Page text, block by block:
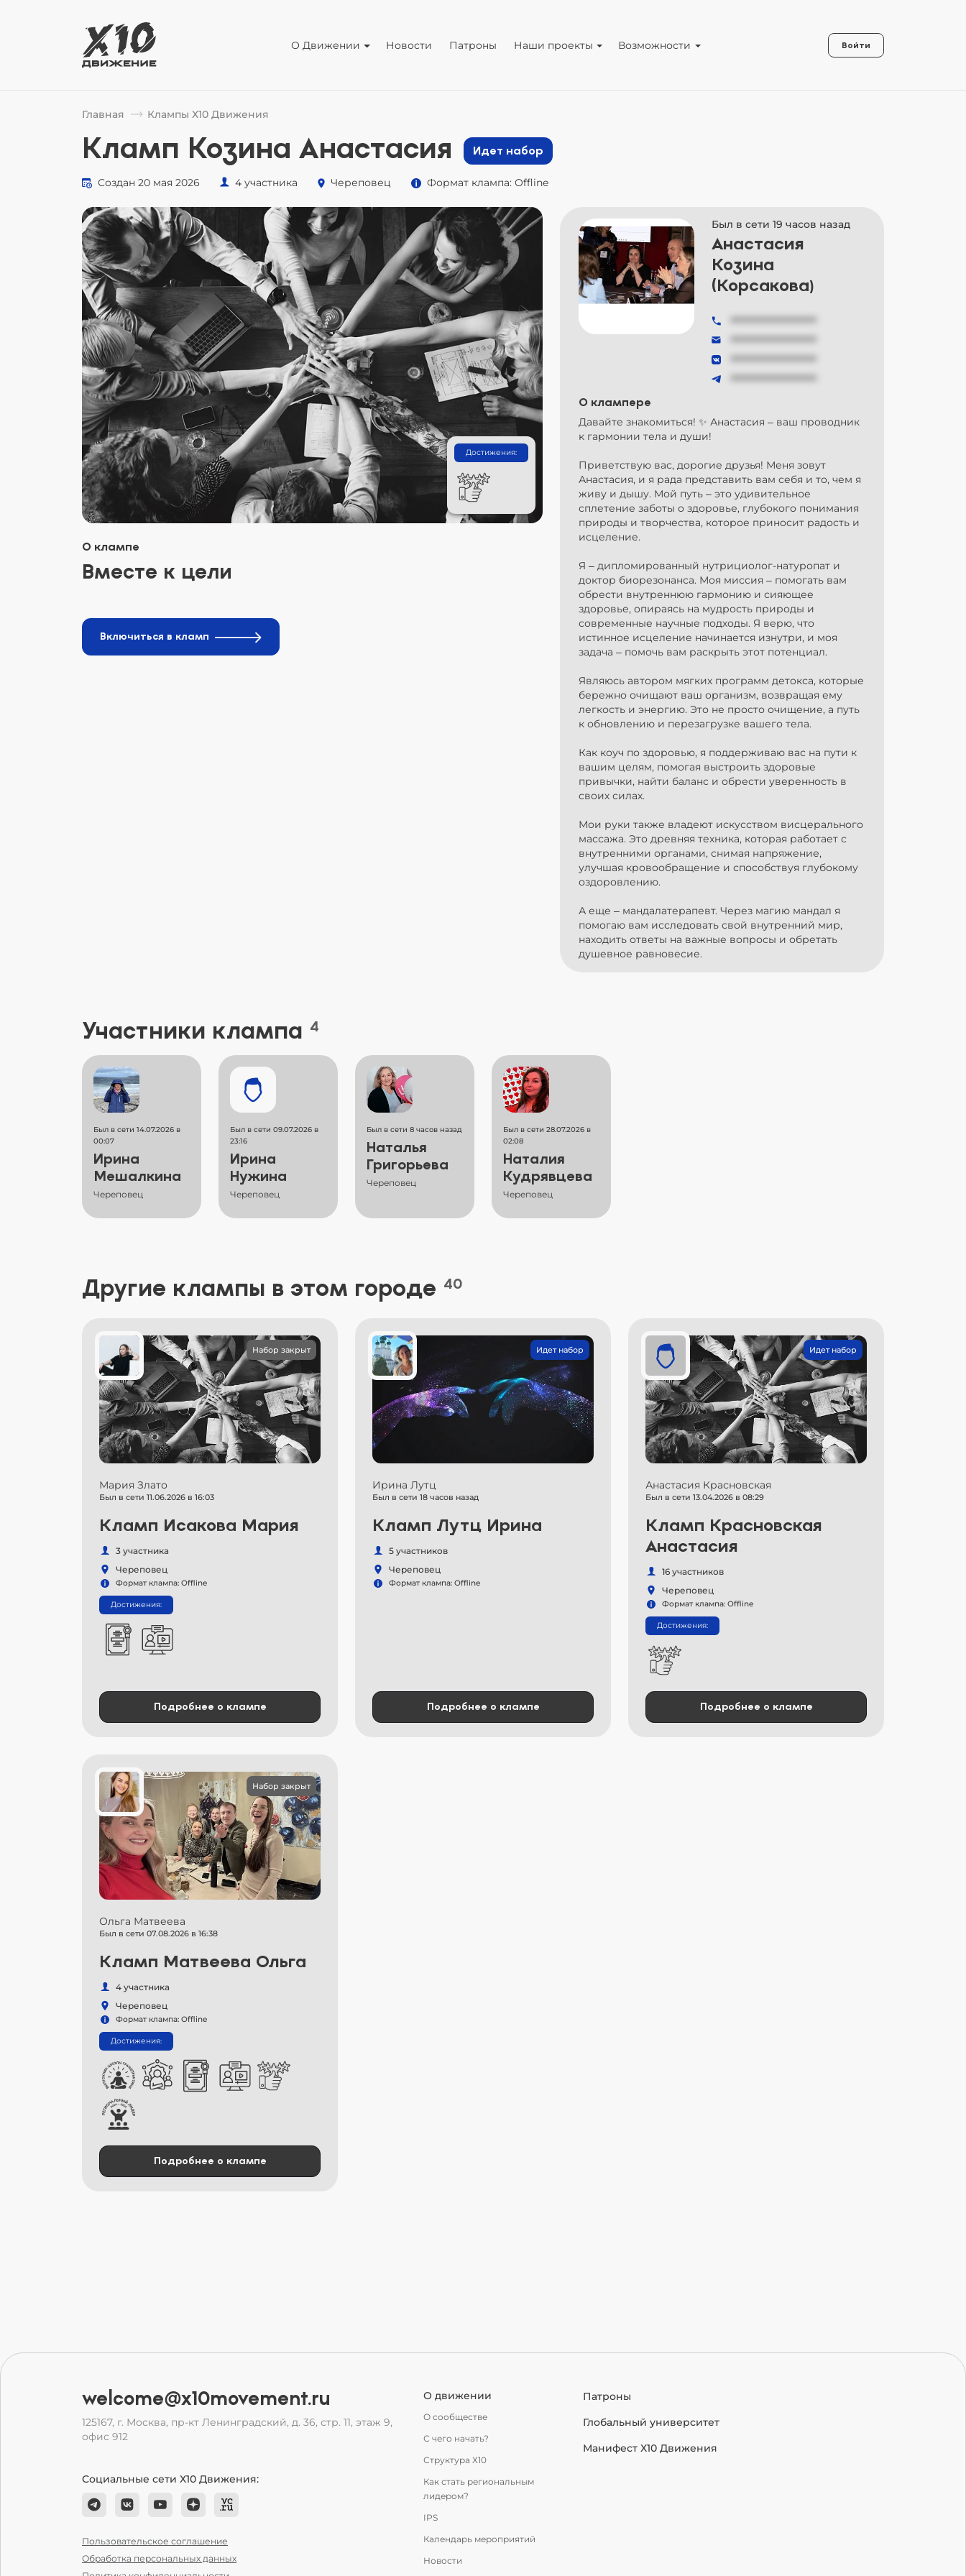
О Движении Новости Патроны Наши проекты Возможности Войти
Главная Клампы Х10 Движения
Кламп Козина Анастасия Идет набор
Создан 20 мая 2026 4 участника Череповец Формат клампа: Offline
Достижения:
О клампе
Вместе к цели
Включиться в кламп
Был в сети 19 часов назад
Анастасия
Козина
(Корсакова)
О клампере
Давайте знакомиться! ✨ Анастасия – ваш проводник
к гармонии тела и души!
Приветствую вас, дорогие друзья! Меня зовут
Анастасия, и я рада представить вам себя и то, чем я
живу и дышу. Мой путь – это удивительное
сплетение заботы о здоровье, глубокого понимания
природы и творчества, которое приносит радость и
исцеление.
Я – дипломированный нутрициолог-натуропат и
доктор биорезонанса. Моя миссия – помогать вам
обрести внутреннюю гармонию и сияющее
здоровье, опираясь на мудрость природы и
современные научные подходы. Я верю, что
истинное исцеление начинается изнутри, и моя
задача – помочь вам раскрыть этот потенциал.
Являюсь автором мягких программ детокса, которые
бережно очищают ваш организм, возвращая ему
легкость и энергию. Это не просто очищение, а путь
к обновлению и перезагрузке вашего тела.
Как коуч по здоровью, я поддерживаю вас на пути к
вашим целям, помогая выстроить здоровые
привычки, найти баланс и обрести уверенность в
своих силах.
Мои руки также владеют искусством висцерального
массажа. Это древняя техника, которая работает с
внутренними органами, снимая напряжение,
улучшая кровообращение и способствуя глубокому
оздоровлению.
А еще – мандалатерапевт. Через магию мандал я
помогаю вам исследовать свой внутренний мир,
находить ответы на важные вопросы и обретать
душевное равновесие.
Участники клампа 4
Был в сети 14.07.2026 в
00:07
Ирина
Мешалкина
Череповец
Был в сети 09.07.2026 в
23:16
Ирина
Нужина
Череповец
Был в сети 8 часов назад
Наталья
Григорьева
Череповец
Был в сети 28.07.2026 в
02:08
Наталия
Кудрявцева
Череповец
Другие клампы в этом городе 40
Набор закрыт
Мария Злато
Был в сети 11.06.2026 в 16:03
Кламп Исакова Мария
3 участника
Череповец
Формат клампа: Offline
Достижения:
Подробнее о клампе
Идет набор
Ирина Лутц
Был в сети 18 часов назад
Кламп Лутц Ирина
5 участников
Череповец
Формат клампа: Offline
Подробнее о клампе
Идет набор
Анастасия Красновская
Был в сети 13.04.2026 в 08:29
Кламп Красновская
Анастасия
16 участников
Череповец
Формат клампа: Offline
Достижения:
Подробнее о клампе
Набор закрыт
Ольга Матвеева
Был в сети 07.08.2026 в 16:38
Кламп Матвеева Ольга
4 участника
Череповец
Формат клампа: Offline
Достижения:
Подробнее о клампе
welcome@x10movement.ru
125167, г. Москва, пр-кт Ленинградский, д. 36, стр. 11, этаж 9,
офис 912
Социальные сети Х10 Движения:
Пользовательское соглашение
Обработка персональных данных
О движении
О сообществе
С чего начать?
Структура Х10
Как стать региональным
лидером?
IPS
Календарь мероприятий
Новости
Патроны
Глобальный университет
Манифест Х10 Движения